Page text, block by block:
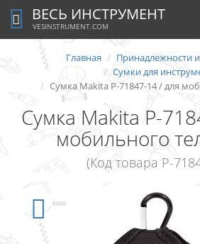
ВЕСЬ ИНСТРУМЕНТ
VESINSTRUMENT.COM
Главная
Принадлежности
Сумки для
Сумка Makita P-71847-14 / для
Сумка Makita P-
мобильного
(Код товара P-